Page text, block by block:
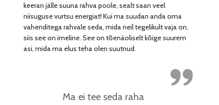
keeran jälle suuna rahva poole, sealt saan veel
niisuguse vurtsu energiat! Kui ma suudan anda oma
vahenditega rahvale seda, mida neil tegelikult vaja on,
siis see on imeline. See on tõenäoliselt kõige suurem
asi, mida ma elus teha olen suutnud.
Ma ei tee seda raha